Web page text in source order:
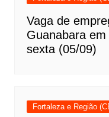
Vaga de
Guanabara
sexta (05/09)
Fortaleza e Região